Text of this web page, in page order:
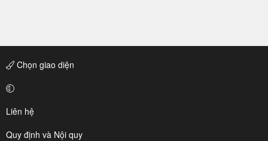
Chọn giao diện
Liên hệ
Quy định và Nội quy